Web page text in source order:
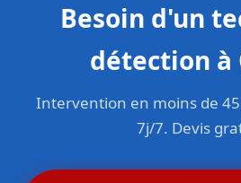
Besoin d'un
détection à
Intervention en moins de
7j/7. Devis